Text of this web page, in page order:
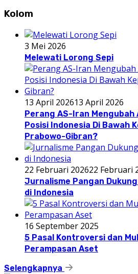
Kolom
3 Mei 2026
Melewati Lorong Sepi
13 April 202613 April 2026
Perang AS-Iran Mengubah
Posisi Indonesia Di Bawah
Prabowo-Gibran?
22 Februari 202622 Februari
Jurnalisme Pangan
di Indonesia
16 September 2025
5 Pasal Kontroversi dan
Perampasan Aset
Selengkapnya